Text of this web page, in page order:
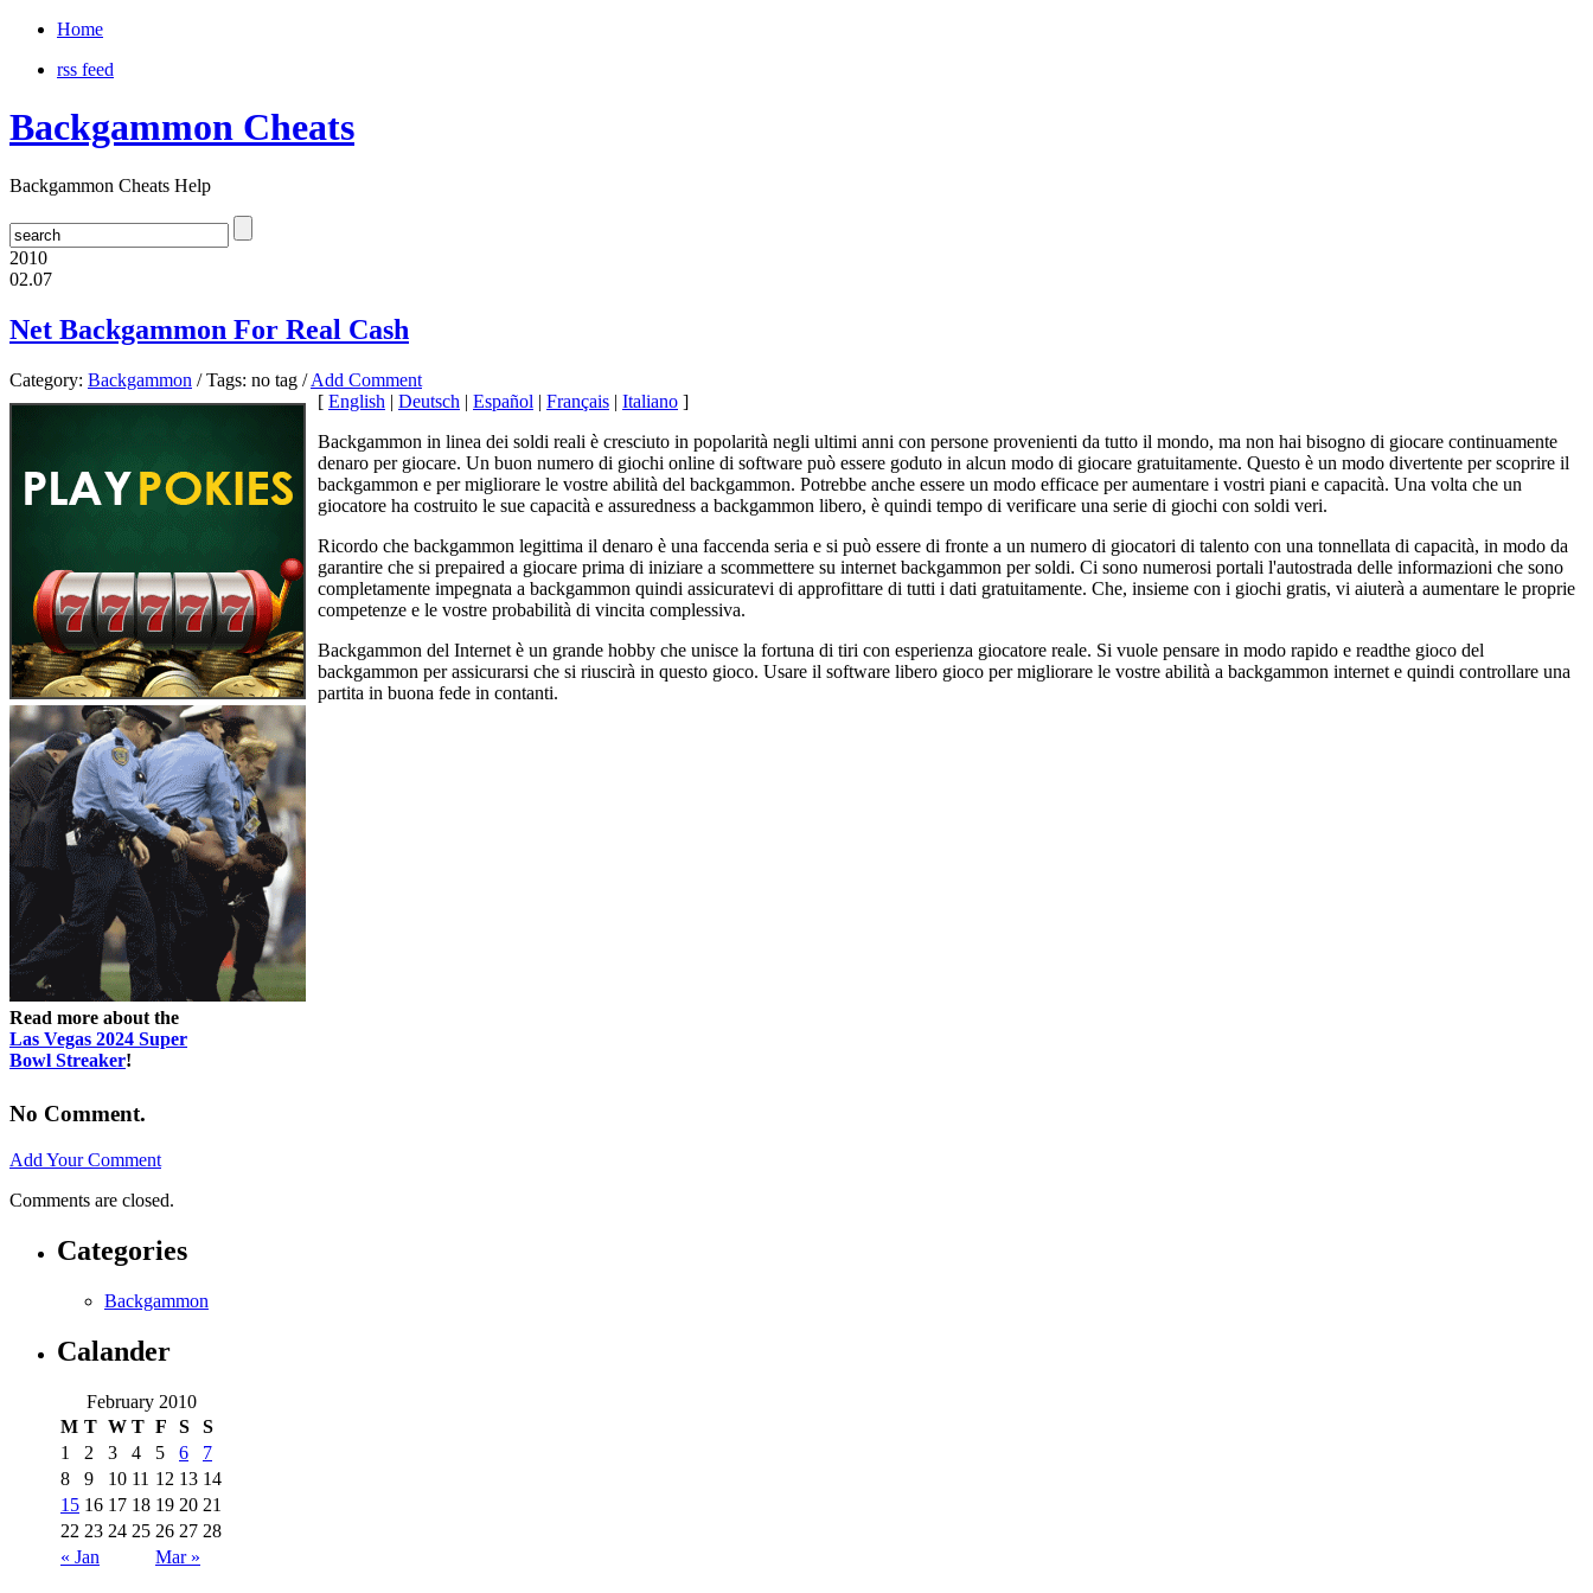
Home
rss feed
Backgammon Cheats
Backgammon Cheats Help
2010
02.07
Net Backgammon For Real Cash
Category: Backgammon / Tags: no tag /Add Comment
Read more about the
Las Vegas 2024 Super
Bowl Streaker!
[ English | Deutsch | Español | Français | Italiano ]
Backgammon in linea dei soldi reali è cresciuto in popolarità negli ultimi anni con persone provenienti da tutto il mondo, ma non hai bisogno di giocare continuamente
denaro per giocare. Un buon numero di giochi online di software può essere goduto in alcun modo di giocare gratuitamente. Questo è un modo divertente per scoprire il
backgammon e per migliorare le vostre abilità del backgammon. Potrebbe anche essere un modo efficace per aumentare i vostri piani e capacità. Una volta che un
giocatore ha costruito le sue capacità e assuredness a backgammon libero, è quindi tempo di verificare una serie di giochi con soldi veri.
Ricordo che backgammon legittima il denaro è una faccenda seria e si può essere di fronte a un numero di giocatori di talento con una tonnellata di capacità, in modo da
garantire che si prepaired a giocare prima di iniziare a scommettere su internet backgammon per soldi. Ci sono numerosi portali l'autostrada delle informazioni che sono
completamente impegnata a backgammon quindi assicuratevi di approfittare di tutti i dati gratuitamente. Che, insieme con i giochi gratis, vi aiuterà a aumentare le proprie
competenze e le vostre probabilità di vincita complessiva.
Backgammon del Internet è un grande hobby che unisce la fortuna di tiri con esperienza giocatore reale. Si vuole pensare in modo rapido e readthe gioco del
backgammon per assicurarsi che si riuscirà in questo gioco. Usare il software libero gioco per migliorare le vostre abilità a backgammon internet e quindi controllare una
partita in buona fede in contanti.
No Comment.
Add Your Comment
Comments are closed.
Categories
Backgammon
Calander
February 2010
M T W T F S S
« Jan Mar »
1 2 3 4 5 6
7
8
9 10 11 12 13 14
15 16 17 18 19 20 21
22 23 24 25 26 27 28